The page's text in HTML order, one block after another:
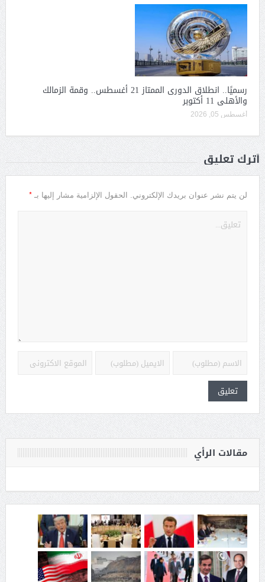
رسميًا.. انطلاق الدورى الممتاز 21 أغسطس.. وقمة الزمالك
والأهلى 11 أكتوبر
أغسطس 05, 2026
أترك تعليق
لن يتم نشر عنوان بريدك الإلكتروني. الحقول الإلزامية مشار إليها بـ *
مقالات الرأي